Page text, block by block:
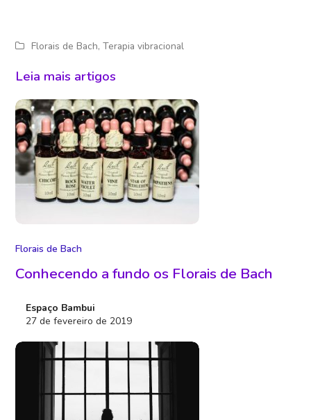
Florais de Bach,Terapia vibracional
Leia mais artigos
Florais de Bach
Conhecendo a fundo os Florais de Bach
Espaço Bambui
27 de fevereiro de 2019